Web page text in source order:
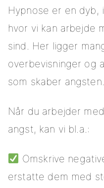
Hypnose er en dyb,
hvor vi kan arbejde
sind. Her ligger
overbevisninger og
som skaber angsten.
Når du arbejder
angst, kan vi bl.a.:
Omskrive
erstatte dem med